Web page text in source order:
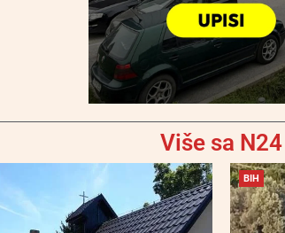
Više sa N24
BIH